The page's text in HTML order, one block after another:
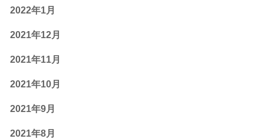
2022年1月
2021年12月
2021年11月
2021年10月
2021年9月
2021年8月